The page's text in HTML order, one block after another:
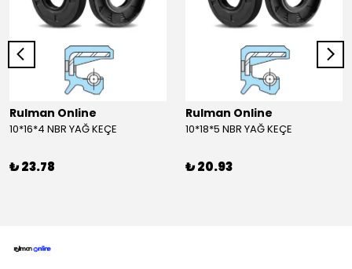
Rulman Online
10*16*4 NBR YAĞ KEÇE
₺ 23.78
Rulman Online
10*18*5 NBR YAĞ KEÇE
₺ 20.93